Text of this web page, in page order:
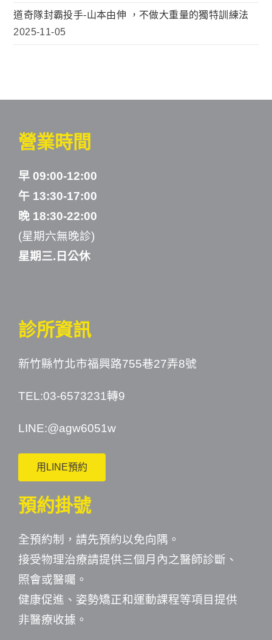
道奇隊封霸投手-山本由伸 ，不做大重量的獨特訓練法
2025-11-05
營業時間
早 09:00-12:00
午 13:30-17:00
晚 18:30-22:00
(星期六無晚診)
星期三.日公休
診所資訊
新竹縣竹北市福興路755巷27弄8號
TEL:03-6573231轉9
LINE:@agw6051w
用LINE預約
預約掛號
全預約制，請先預約以免向隅。
接受物理治療請提供三個月內之醫師診斷、
照會或醫囑。
健康促進、姿勢矯正和運動課程等項目提供
非醫療收據。